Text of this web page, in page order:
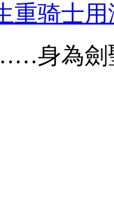
重骑士
身為劍